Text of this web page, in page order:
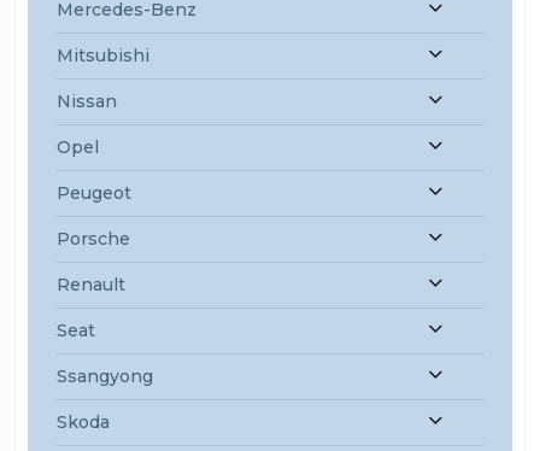
Mercedes-Benz
Mitsubishi
Nissan
Opel
Peugeot
Porsche
Renault
Seat
Ssangyong
Skoda